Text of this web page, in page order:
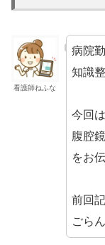
看護師ねふな
病院
知識
今回は
腹腔
をお
前回
ごら